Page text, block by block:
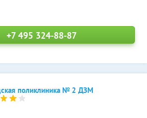
+7 495 324-88-87
поликлиника № 2 ДЗМ